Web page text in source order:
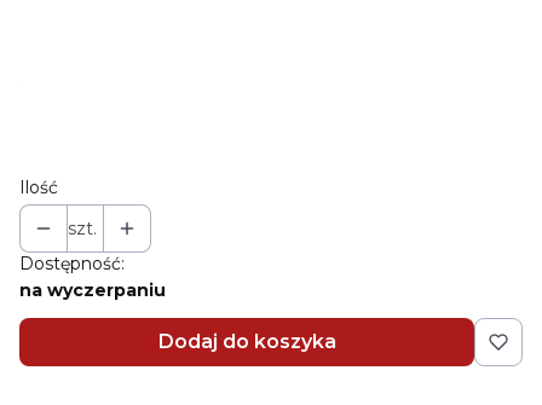
Ilość
szt.
Dostępność:
na wyczerpaniu
Dodaj do koszyka